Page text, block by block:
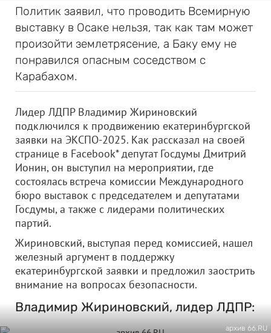
Политик заявил, что проводить Всемирную
выставку в Осаке нельзя, так как там может
произойти землетрясение, а Баку ему не
понравился опасным соседством с
Карабахом.
Лидер ЛДПР Владимир Жириновский
подключился к продвижению екатеринбургской
заявки на ЭКСПО-2025. Как рассказал на своей
странице в Facebook* депутат Госдумы Дмитрий
Ионин, он выступил на мероприятии, где
состоялась встреча комиссии Международного
бюро выставок с председателем и депутатами
Госдумы, а также с лидерами политических
партий.
Жириновский, выступая перед комиссией, нашел
железный аргумент в поддержку
екатеринбургской заявки и предложил заострить
внимание на вопросах безопасности.
Владимир Жириновский, лидер ЛДПР:
архив 66.RU